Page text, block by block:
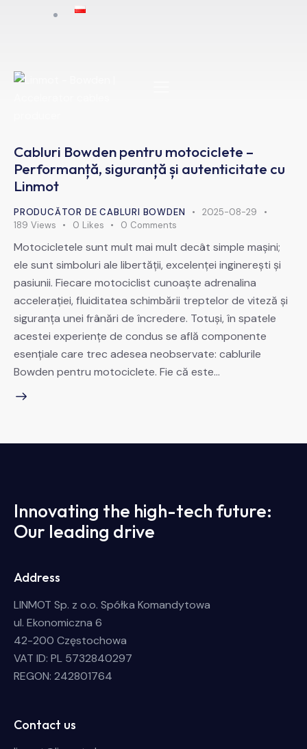
Cabluri Bowden pentru motociclete –
Performanță, siguranță și autenticitate cu
Linmot
PRODUCĂTOR DE CABLURI BOWDEN
2025-08-29
189 Views 0 Likes 0 Comments
Motocicletele sunt mult mai mult decât simple mașini;
ele sunt simboluri ale libertății, excelenței inginerești și
pasiunii. Fiecare motociclist cunoaște adrenalina
accelerației, fluiditatea schimbării treptelor de viteză și
siguranța unei frânări de încredere. Totuși, în spatele
acestei experiențe de condus se află componente
esențiale care trec adesea neobservate: cablurile
Bowden pentru motociclete. Fie că este…
Innovating the high-tech future:
Our leading drive
Address
LINMOT Sp. z o.o. Spółka Komandytowa
ul. Ekonomiczna 6
42-200 Częstochowa
VAT ID: PL 5732840297
REGON: 242801764
Contact us